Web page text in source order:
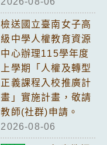
檢送國立臺南女子高
級中學人權教育資源
中心辦理115學年度
上學期「人權及轉型
正義課程入校推廣計
畫」實施計畫，敬請
教師(社群)申請。
2026-08-06